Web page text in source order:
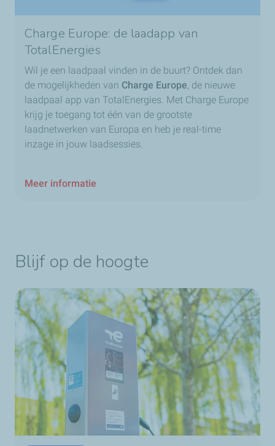
Charge Europe: de laadapp van
TotalEnergies
Wil je een laadpaal vinden in de buurt? Ontdek dan
de mogelijkheden van Charge Europe, de nieuwe
laadpaal app van TotalEnergies. Met Charge Europe
krijg je toegang tot één van de grootste
laadnetwerken van Europa en heb je real-time
inzage in jouw laadsessies.
Meer informatie
Blijf op de hoogte